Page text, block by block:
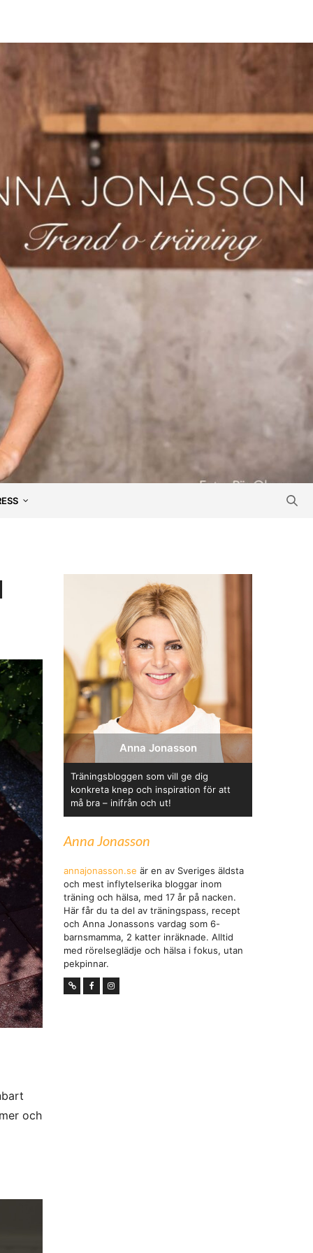
och
Anna Jonasson
Träningsbloggen som vill ge dig
konkreta knep och inspiration för att
må bra – inifrån och ut!
Anna Jonasson
annajonasson.se är en av Sveriges äldsta
och mest inflytelserika bloggar inom
träning och hälsa, med 17 år på nacken.
Här får du ta del av träningspass, recept
och Anna Jonassons vardag som 6-
barnsmamma, 2 katter inräknade. Alltid
med rörelseglädje och hälsa i fokus, utan
pekpinnar.